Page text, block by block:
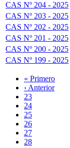
CAS Nº 204 - 2025
CAS Nº 203 - 2025
CAS Nº 202 - 2025
CAS Nº 201 - 2025
CAS Nº 200 - 2025
CAS Nº 199 - 2025
Paginación
Primera
página
« Primero
Página
anterior
‹ Anterior
Page
23
Page
24
Page
25
Page
26
Página
actual
27
Page
28